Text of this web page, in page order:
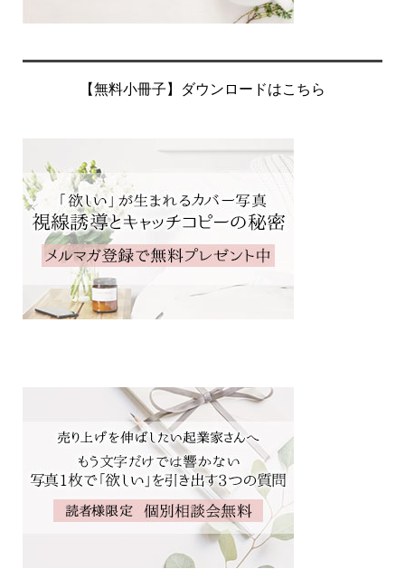
【無料小冊子】ダウンロードはこちら